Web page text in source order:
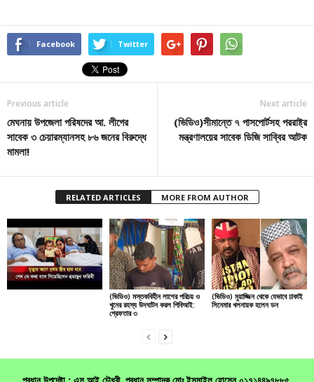
Facebook Twitter
Previous article
মেঘনায় উপজেলা পরিষদের আ. লীগের
সাবেক ৩ চেয়ারম্যানসহ ৮৬ জনের বিরুদ্ধে
মামলা!
Next article
(ভিডিও)সীমান্তে ৭ পাসপোর্টসহ পররাষ্ট্র
মন্ত্রণালয়ের সাবেক ডিজি সাব্বির আটক
RELATED ARTICLES MORE FROM AUTHOR
(ভিডিও) মস্তকবিহীন লাশের পরিচয় ও
খুনের রহস্য উদঘাটন করল পিবিআই:
গ্রেফতার ৩
(ভিডিও) মুয়াজ্জিন থেকে যেভাবে ঢাকাই
সিনেমার খলনায়ক হলেন ডন